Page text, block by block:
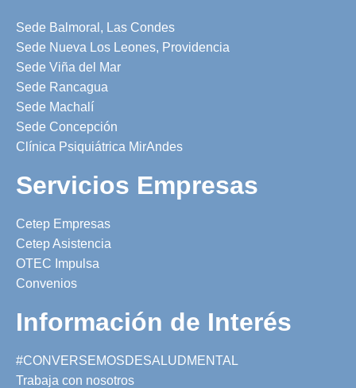
Sede Balmoral, Las Condes
Sede Nueva Los Leones, Providencia
Sede Viña del Mar
Sede Rancagua
Sede Machalí
Sede Concepción
Clínica Psiquiátrica MirAndes
Servicios Empresas
Cetep Empresas
Cetep Asistencia
OTEC Impulsa
Convenios
Información de Interés
#CONVERSEMOSDESALUDMENTAL
Trabaja con nosotros